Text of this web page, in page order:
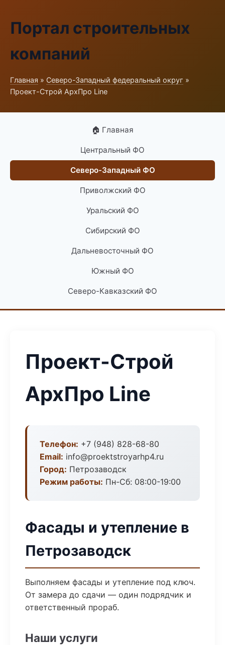
Портал строительных
компаний
Главная » Северо-Западный федеральный округ »
Проект-Строй АрхПро Line
🏠 Главная
Центральный ФО
Северо-Западный ФО
Приволжский ФО
Уральский ФО
Сибирский ФО
Дальневосточный ФО
Южный ФО
Северо-Кавказский ФО
Проект-Строй
АрхПро Line
Телефон: +7 (948) 828-68-80
Email: info@proektstroyarhp4.ru
Город: Петрозаводск
Режим работы: Пн-Сб: 08:00-19:00
Фасады и утепление в
Петрозаводск
Выполняем фасады и утепление под ключ.
От замера до сдачи — один подрядчик и
ответственный прораб.
Наши услуги